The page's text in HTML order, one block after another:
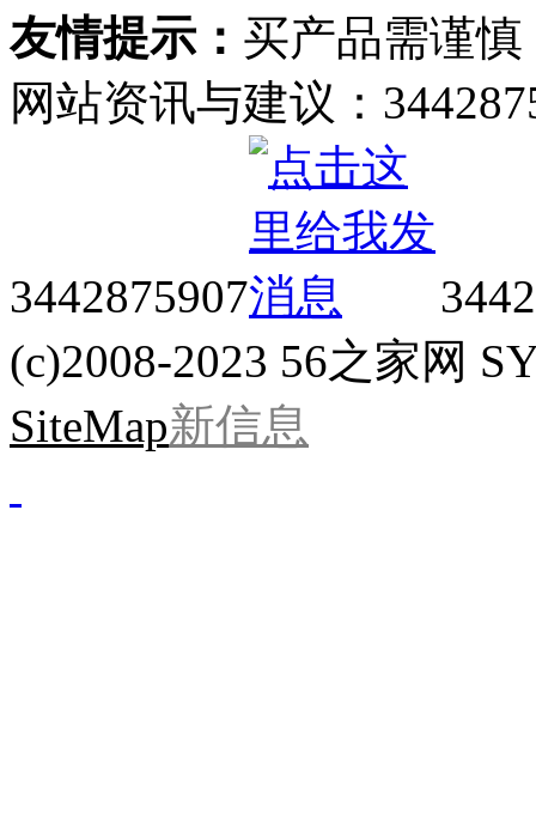
友情提示： 买产品需谨慎
网站资讯与建议：
3442875907
(c)2008-2023 56之家网
SiteMap新信息